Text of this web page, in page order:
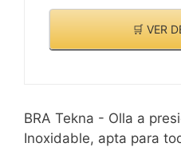
🛒 VER
BRA Tekna - Olla a
Inoxidable, apta para